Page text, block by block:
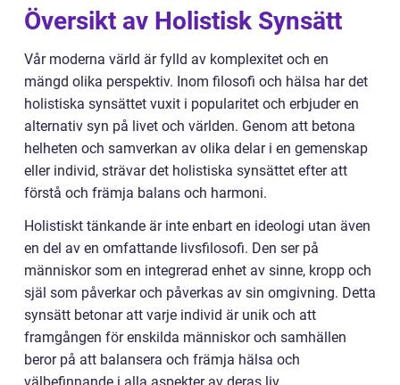
Översikt av Holistisk Synsätt
Vår moderna värld är fylld av komplexitet och en
mängd olika perspektiv. Inom filosofi och hälsa har det
holistiska synsättet vuxit i popularitet och erbjuder en
alternativ syn på livet och världen. Genom att betona
helheten och samverkan av olika delar i en gemenskap
eller individ, strävar det holistiska synsättet efter att
förstå och främja balans och harmoni.
Holistiskt tänkande är inte enbart en ideologi utan även
en del av en omfattande livsfilosofi. Den ser på
människor som en integrerad enhet av sinne, kropp och
själ som påverkar och påverkas av sin omgivning. Detta
synsätt betonar att varje individ är unik och att
framgången för enskilda människor och samhällen
beror på att balansera och främja hälsa och